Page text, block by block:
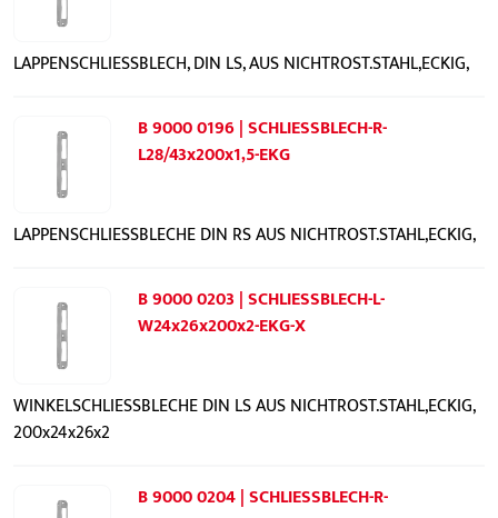
LAPPENSCHLIESSBLECH, DIN LS, AUS NICHTROST.STAHL,ECKIG,
B 9000 0196 | SCHLIESSBLECH-R-
L28/43x200x1,5-EKG
LAPPENSCHLIESSBLECHE DIN RS AUS NICHTROST.STAHL,ECKIG,
B 9000 0203 | SCHLIESSBLECH-L-
W24x26x200x2-EKG-X
WINKELSCHLIESSBLECHE DIN LS AUS NICHTROST.STAHL,ECKIG,
200x24x26x2
B 9000 0204 | SCHLIESSBLECH-R-